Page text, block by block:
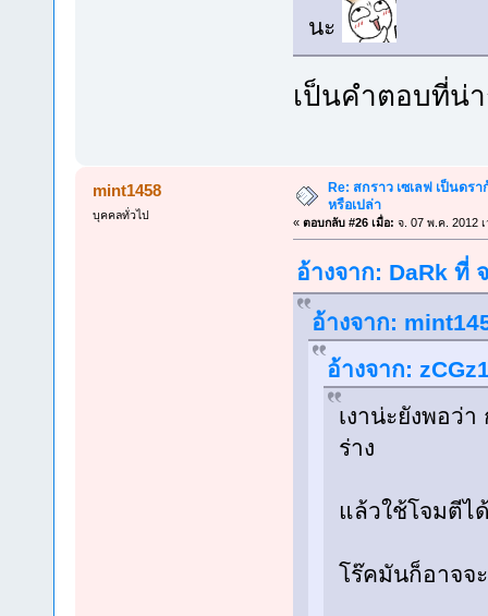
นะ
เป็นคำตอบที่น่
mint1458
บุคคลทั่วไป
Re: สกราว เซเลฟ เป็นดร
หรือเปล่า
« ตอบกลับ #26 เมื่อ: จ. 07 พ.ค. 2012
อ้างจาก: DaRk ที่
อ้างจาก:
อ้างจาก:
เงาน่ะยังพอว่า
ร่าง
แล้วใช้โจมตีไ
โร๊คมันก็อาจจ